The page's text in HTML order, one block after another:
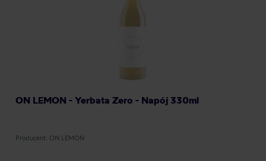
ON LEMON - Yerbata Zero - Napój 330ml
Producent: ON LEMON